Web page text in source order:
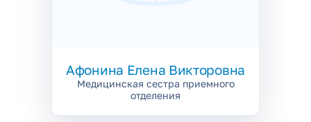
Афонина Елена Викторовна
Медицинская сестра приемного
отделения